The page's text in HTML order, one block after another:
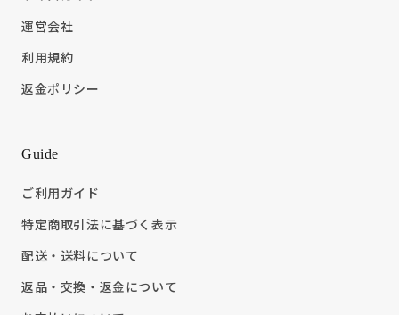
運営会社
利用規約
返金ポリシー
Guide
ご利用ガイド
特定商取引法に基づく表示
配送・送料について
返品・交換・返金について